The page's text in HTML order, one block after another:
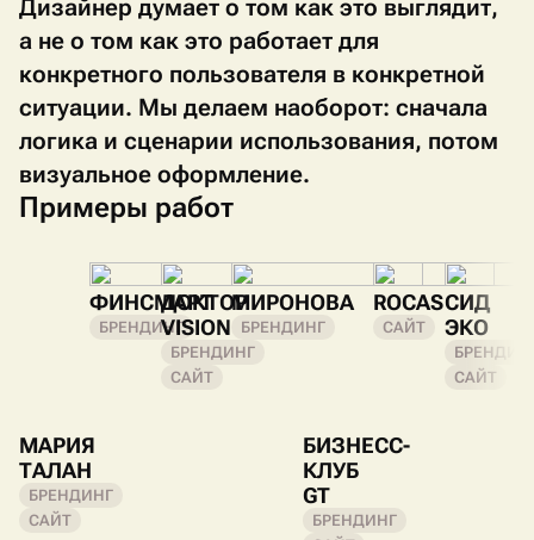
Дизайнер думает о том как это выглядит,
а не о том как это работает для
конкретного пользователя в конкретной
ситуации. Мы делаем наоборот: сначала
логика и сценарии использования, потом
визуальное оформление.
Примеры работ
МАРИЯ
ТАЛАН
БРЕНДИНГ
САЙТ
ФИНСМАРТ
БРЕНДИНГ
ДОКТОР
VISION
БРЕНДИНГ
САЙТ
МИРОНОВА
БРЕНДИНГ
БИЗНЕСС-
КЛУБ
GT
БРЕНДИНГ
ROCAS
САЙТ
СИД
ЭКО
САЙТ